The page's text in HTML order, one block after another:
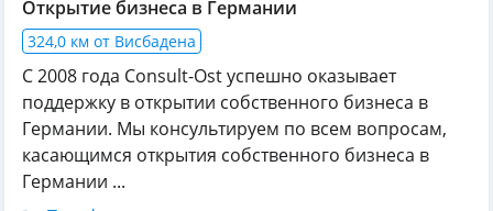
Открытие бизнеса в Германии
324,0 км от Висбадена
С 2008 года Consult-Ost успешно оказывает
поддержку в открытии собственного бизнеса в
Германии. Мы консультируем по всем вопросам,
касающимся открытия собственного бизнеса в
Германии ...